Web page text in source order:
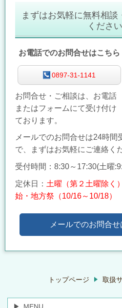
まずはお気軽に無料相談
ください
お電話でのお問合せはこちら
0897-31-1141
お問合せ・ご相談は、お電話
またはフォームにて受け付け
ております。
メールでのお問合せは24時間
で、まずはお気軽にご連絡く
受付時間：8:30～17:30(土曜
定休日： 土曜（第２土曜除く
始・地方祭（10/16～10/18）
メールでのお問合せ
トップページ 取扱
MENU